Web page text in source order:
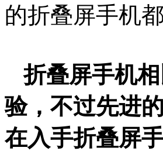
的折叠屏手机
折叠屏手机
验， 不过先进
在入手折叠屏